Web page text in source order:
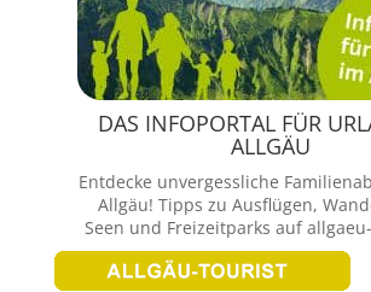
DAS INFOPORTAL FÜR
ALLGÄU
Entdecke unvergessliche
Allgäu! Tipps zu Ausflügen,
Seen und Freizeitparks auf